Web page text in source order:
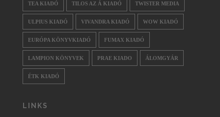
TEA KIADÓ TILOS AZ Á KIADÓ TWISTER MEDIA
ULPIUS KIADÓ VIVANDRA KIADÓ WOW KIADÓ
EURÓPA KÖNYVKIADÓ FUMAX KIADÓ
LAMPION KÖNYVEK PRAE KIADO ÁLOMGYÁR
ÉTK KIADÓ
LINKS